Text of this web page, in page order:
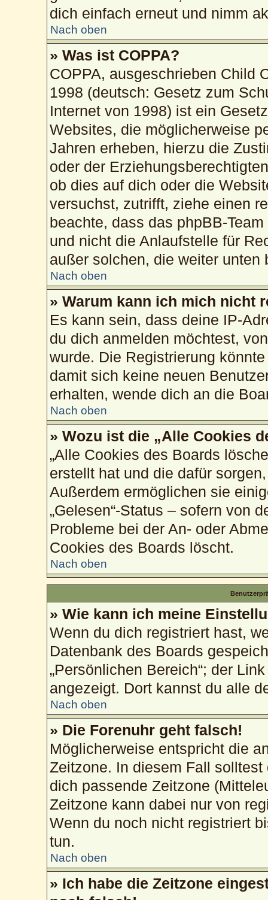
dich einfach erneut und nimm
Nach oben
» Was ist COPPA?
COPPA, ausgeschrieben Child
1998 (deutsch: Gesetz zum
Internet von 1998) ist ein
Websites, die möglicherweise
Jahren erheben, hierzu die
oder der
ob dies auf dich oder die
versuchst, zutrifft, ziehe einen
beachte, dass das phpBB-
und nicht die Anlaufstelle für
außer solchen, die weiter unten
Nach oben
» Warum kann ich mich nicht
Es kann sein, dass deine IP-
du dich anmelden möchtest,
wurde. Die Registrierung
damit sich keine neuen
erhalten, wende dich an die
Nach oben
» Wozu ist die „Alle Cookies
„Alle Cookies des Boards
erstellt hat und die dafür
Außerdem ermöglichen sie
„Gelesen“-Status – sofern von
Probleme bei der An- oder
Cookies des Boards löscht.
Nach oben
» Wie kann ich meine
Wenn du dich registriert hast,
Datenbank des Boards
„Persönlichen Bereich“; der
angezeigt. Dort kannst du alle
Nach oben
» Die Forenuhr geht falsch!
Möglicherweise entspricht die
Zeitzone. In diesem Fall solltest
dich passende Zeitzone
Zeitzone kann dabei nur von
Wenn du noch nicht registriert
tun.
Nach oben
» Ich habe die Zeitzone